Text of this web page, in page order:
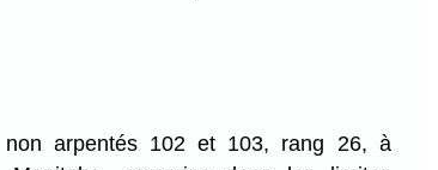
arpentés 102 et 103, rang 26, à